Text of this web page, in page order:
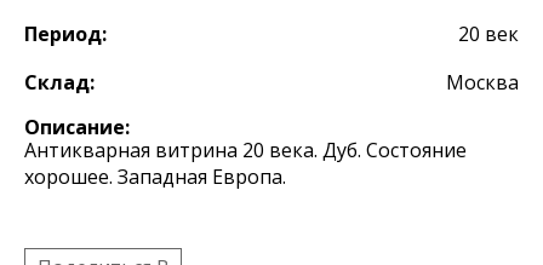
Период:
20 век
Склад:
Москва
Описание:
Антикварная витрина 20 века. Дуб. Состояние
хорошее. Западная Европа.